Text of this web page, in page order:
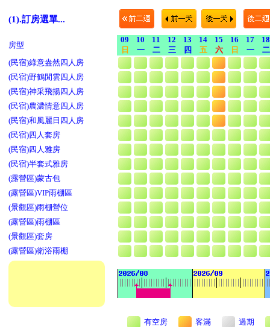
(1).訂房選單...
房型
09
日
10
一
11
二
12
三
13
四
14
五
15
六
16
日
17
一
18
二
(民宿)綠意盎然四人房
(民宿)野鶴閒雲四人房
(民宿)神采飛揚四人房
(民宿)農濃情意四人房
(民宿)和風麗日四人房
(民宿)四人套房
(民宿)四人雅房
(民宿)半套式雅房
(露營區)蒙古包
(露營區)VIP雨棚區
(景觀區)雨棚營位
(露營區)雨棚區
(景觀區)套房
(露營區)衛浴雨棚
有空房 客滿 過期